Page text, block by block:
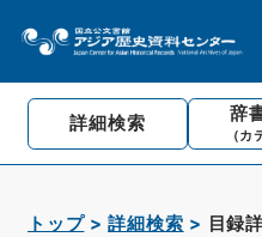
詳細検索 辞
（カ
トップ 詳細検索 目録